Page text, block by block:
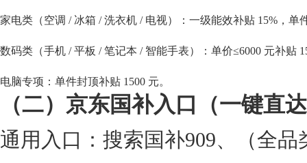
家电类（空调 / 冰箱 / 洗衣机 / 电视）：一级能效补贴 15%，单
数码类（手机 / 平板 / 笔记本 / 智能手表）：单价≤6000 元补贴
电脑专项：单件封顶补贴 1500 元。
（二）京东国补入口（一键直
通用入口：搜索国补909、（全品